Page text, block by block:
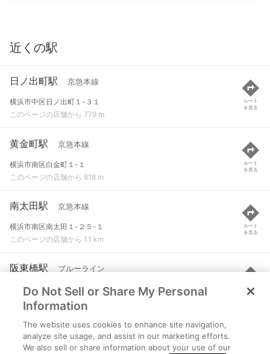
近くの駅
日ノ出町駅 京急本線
横浜市中区日ノ出町１-３１
このページの店舗から 779 m
ルート
を見る
黄金町駅 京急本線
横浜市南区白金町１-１
このページの店舗から 818 m
ルート
を見る
南太田駅 京急本線
横浜市南区南太田１-２５-１
このページの店舗から 1.1 km
ルート
を見る
阪東橋駅 ブルーライン
横浜市中区弥生町５-４８
このページの店舗から 1.1 km
ルート
を見る
戸部駅 京急本線
横浜市西区戸部本町４８-１１
Do Not Sell or Share My Personal
Information
The website uses cookies to enhance site navigation,
analyze site usage, and assist in our marketing efforts.
We also sell or share information about your use of our